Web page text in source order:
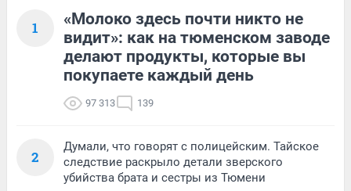
1
«Молоко здесь почти никто не
видит»: как на тюменском заводе
делают продукты, которые вы
покупаете каждый день
97 313 139
2
Думали, что говорят с полицейским. Тайское
следствие раскрыло детали зверского
убийства брата и сестры из Тюмени